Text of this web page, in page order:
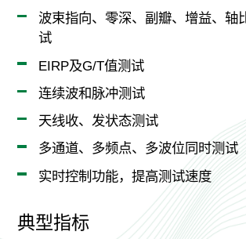
波束指向、零深、副瓣、增益、轴
试
EIRP及G/T值测试
连续波和脉冲测试
天线收、发状态测试
多通道、多频点、多波位同时测试
实时控制功能，提高测试速度
典型指标